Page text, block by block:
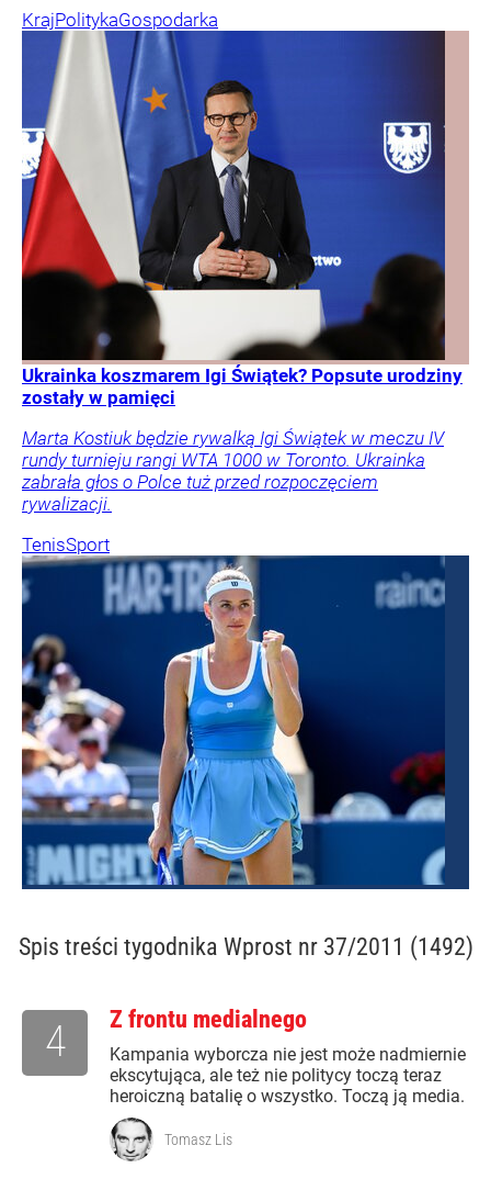
KrajPolitykaGospodarka
Ukrainka koszmarem Igi Świątek? Popsute urodziny
zostały w pamięci
Marta Kostiuk będzie rywalką Igi Świątek w meczu IV
rundy turnieju rangi WTA 1000 w Toronto. Ukrainka
zabrała głos o Polce tuż przed rozpoczęciem
rywalizacji.
TenisSport
Spis treści tygodnika Wprost nr 37/2011 (1492)
Z frontu medialnego
Kampania wyborcza nie jest może nadmiernie
ekscytująca, ale też nie politycy toczą teraz
heroiczną batalię o wszystko. Toczą ją media.
4
Tomasz Lis